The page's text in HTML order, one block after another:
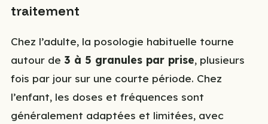
traitement
Chez l’adulte, la posologie habituelle tourne
autour de 3 à 5 granules par prise, plusieurs
fois par jour sur une courte période. Chez
l’enfant, les doses et fréquences sont
généralement adaptées et limitées, avec